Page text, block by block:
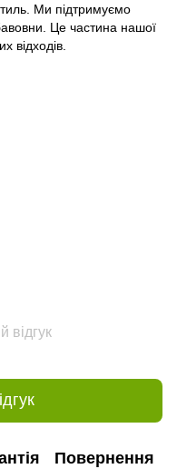
Ми підтримуємо
Це частина нашої
відходів.
відгук
Повернення